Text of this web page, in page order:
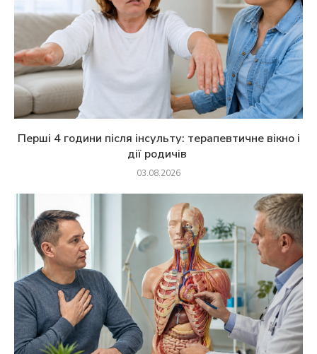
Перші 4 години після інсульту: терапевтичне вікно і
дії родичів
03.08.2026